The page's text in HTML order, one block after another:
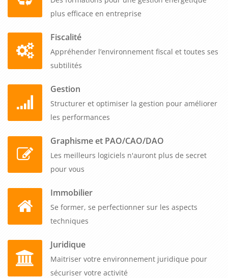
plus efficace en entreprise
Fiscalité
Appréhender l’environnement fiscal et toutes ses
subtilités
Gestion
Structurer et optimiser la gestion pour améliorer
les performances
Graphisme et PAO/CAO/DAO
Les meilleurs logiciels n'auront plus de secret
pour vous
Immobilier
Se former, se perfectionner sur les aspects
techniques
Juridique
Maitriser votre environnement juridique pour
sécuriser votre activité